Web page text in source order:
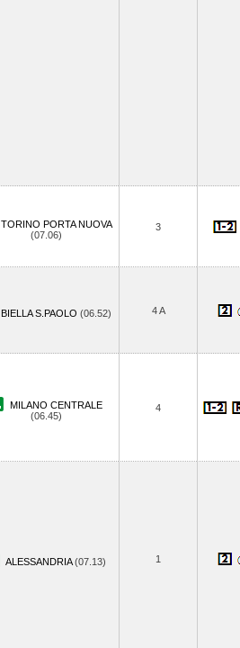
TORINO PORTA NUOVA
(07.06)
3
BIELLA S.PAOLO (06.52) 4 A
MILANO CENTRALE
(06.45)
4
ALESSANDRIA(07.13) 1